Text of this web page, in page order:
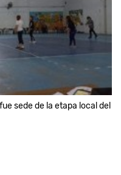
sede de la etapa local del